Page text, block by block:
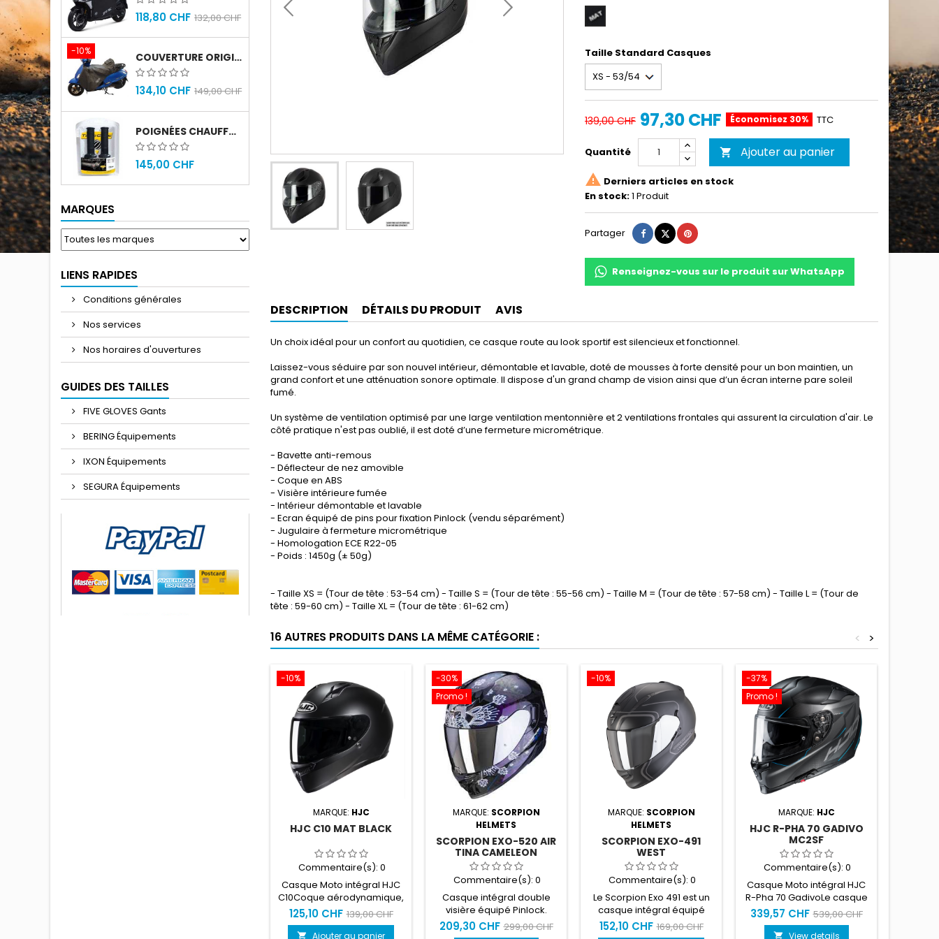
118,80 CHF 132,00 CHF
-10% COUVERTURE ORIGINAL SYM FIDDLE 4
134,10 CHF 149,00 CHF
POIGNÉES CHAUFFANTES GOLD PREMIUM 120MM
145,00 CHF
MARQUES
LIENS RAPIDES
Conditions générales
Nos services
Nos horaires d'ouvertures
GUIDES DES TAILLES
FIVE GLOVES Gants
BERING Équipements
IXON Équipements
SEGURA Équipements
Noir
mat
Taille Standard Casques
139,00 CHF 97,30 CHF Économisez 30% TTC
Quantité  Ajouter au panier
 Derniers articles en stock
En stock:1 Produit
Partager Partager
TweetPinterest
Renseignez-vous sur le produit sur WhatsApp
DESCRIPTION DÉTAILS DU PRODUIT AVIS
Un choix idéal pour un confort au quotidien, ce casque route au look sportif est silencieux et fonctionnel.
Laissez-vous séduire par son nouvel intérieur, démontable et lavable, doté de mousses à forte densité pour un bon maintien, un
grand confort et une atténuation sonore optimale. Il dispose d'un grand champ de vision ainsi que d’un écran interne pare soleil
fumé.
Un système de ventilation optimisé par une large ventilation mentonnière et 2 ventilations frontales qui assurent la circulation d'air. Le
côté pratique n'est pas oublié, il est doté d’une fermeture micrométrique.
- Bavette anti-remous
- Déflecteur de nez amovible
- Coque en ABS
- Visière intérieure fumée
- Intérieur démontable et lavable
- Ecran équipé de pins pour fixation Pinlock (vendu séparément)
- Jugulaire à fermeture micrométrique
- Homologation ECE R22-05
- Poids : 1450g (± 50g)
- Taille XS = (Tour de tête : 53-54 cm) - Taille S = (Tour de tête : 55-56 cm) - Taille M = (Tour de tête : 57-58 cm) - Taille L = (Tour de
tête : 59-60 cm) - Taille XL = (Tour de tête : 61-62 cm)
16 AUTRES PRODUITS DANS LA MÊME CATÉGORIE : >
<
-10%
MARQUE: HJC
HJC C10 MAT BLACK
Commentaire(s): 0
Casque Moto intégral HJC
C10Coque aérodynamique,
légère, très bon confort, ce
casque moto HJC C10 est
adapté à toutes les
125,10 CHF 139,00 CHF
 Ajouter au panier
-30%
Promo !
MARQUE: SCORPION
HELMETS
SCORPION EXO-520 AIR
TINA CAMELEON
Commentaire(s): 0
Casque intégral double
visière équipé Pinlock.
209,30 CHF 299,00 CHF
-10%
MARQUE: SCORPION
HELMETS
SCORPION EXO-491
WEST
Commentaire(s): 0
Le Scorpion Exo 491 est un
casque intégral équipé
d'une double visière
(Transparente + solaire) et
152,10 CHF 169,00 CHF
-37%
Promo !
MARQUE: HJC
HJC R-PHA 70 GADIVO
MC2SF
Commentaire(s): 0
Casque Moto intégral HJC
R-Pha 70 GadivoLe casque
sport touring par HJC. le
RPHA 70 est conçu pour
toutes les aventures, des
339,57 CHF 539,00 CHF
 View details